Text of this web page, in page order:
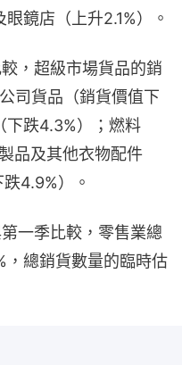
鏡店（上升2.1%）。
，超級市場貨品的銷
司貨品（銷貨價值下
下跌4.3%）；燃料
品及其他衣物配件
4.9%）。
一季比較，零售業總
總銷貨數量的臨時估